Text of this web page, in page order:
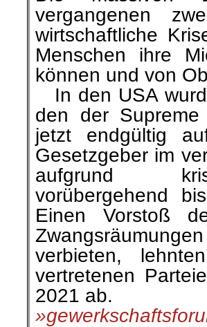
vergangenen
wirtschaftliche
Menschen ihre
können und von
In den USA
den der
jetzt endgültig
Gesetzgeber im
aufgrund
vorübergehend
Einen Vorstoß
verbieten,
vertretenen
2021 ab.